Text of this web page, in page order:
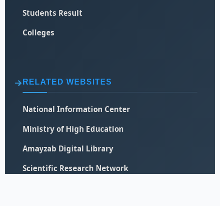
Students Result
Colleges
RELATED WEBSITES
National Information Center
Ministry of High Education
Amayzab Digital Library
Scientific Research Network